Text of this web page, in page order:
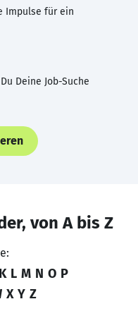
Impulse für ein
Deine Job-Suche
von A bis Z
K L M N O P
X Y Z